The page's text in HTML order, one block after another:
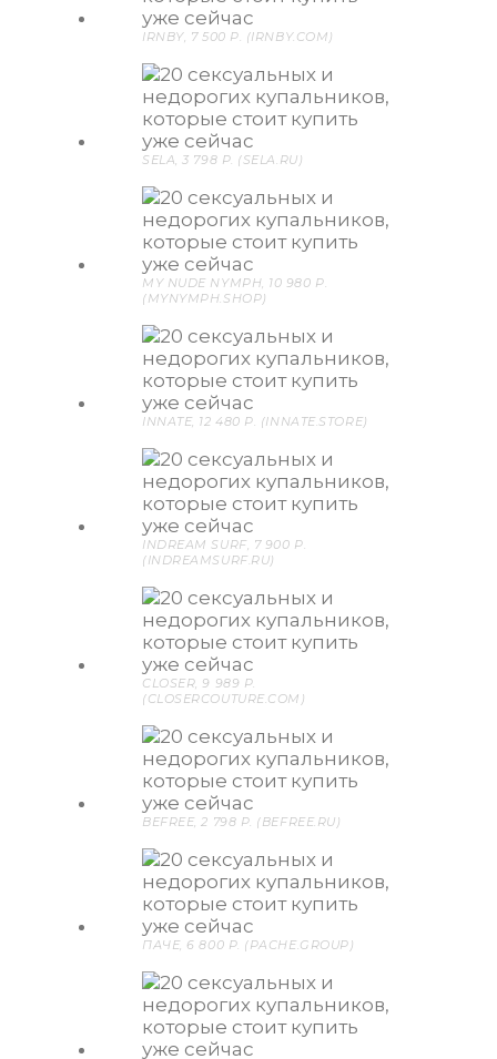
IRNBY, 7 500 P. (IRNBY.COM)
SELA, 3 798 P. (SELA.RU)
MY NUDE NYMPH, 10 980 P.
(MYNYMPH.SHOP)
INNATE, 12 480 P. (INNATE.STORE)
INDREAM SURF, 7 900 P.
(INDREAMSURF.RU)
CLOSER, 9 989 P.
(CLOSERCOUTURE.COM)
BEFREE, 2 798 P. (BEFREE.RU)
ПАЧЕ, 6 800 P. (PACHE.GROUP)